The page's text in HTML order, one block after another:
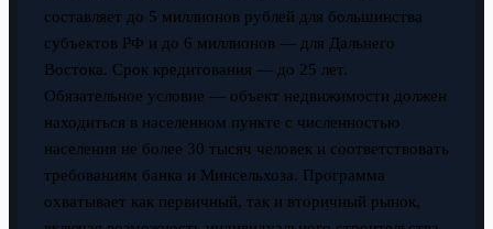
составляет до 5 миллионов рублей для большинства
субъектов РФ и до 6 миллионов — для Дальнего
Востока. Срок кредитования — до 25 лет.
Обязательное условие — объект недвижимости должен
находиться в населенном пункте с численностью
населения не более 30 тысяч человек и соответствовать
требованиям банка и Минсельхоза. Программа
охватывает как первичный, так и вторичный рынок,